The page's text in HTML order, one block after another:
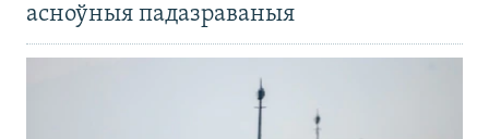
асноўныя падазраваныя